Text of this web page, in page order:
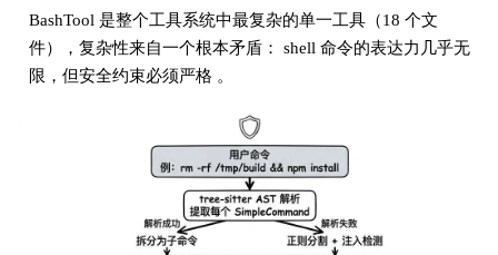
BashTool 是整个工具系统中最复杂的单一工具（18 个文
件），复杂性来自一个根本矛盾： shell 命令的表达力几乎无
限，但安全约束必须严格 。